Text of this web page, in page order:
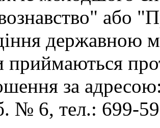
або
державною
приймаються
за
№ 6, тел.: 699-